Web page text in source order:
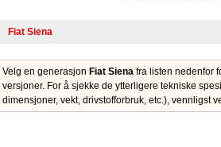
Velg en generasjon Fiat Siena fra listen nedenfor
versjoner. For å sjekke de ytterligere tekniske
dimensjoner, vekt, drivstofforbruk, etc.), vennligst